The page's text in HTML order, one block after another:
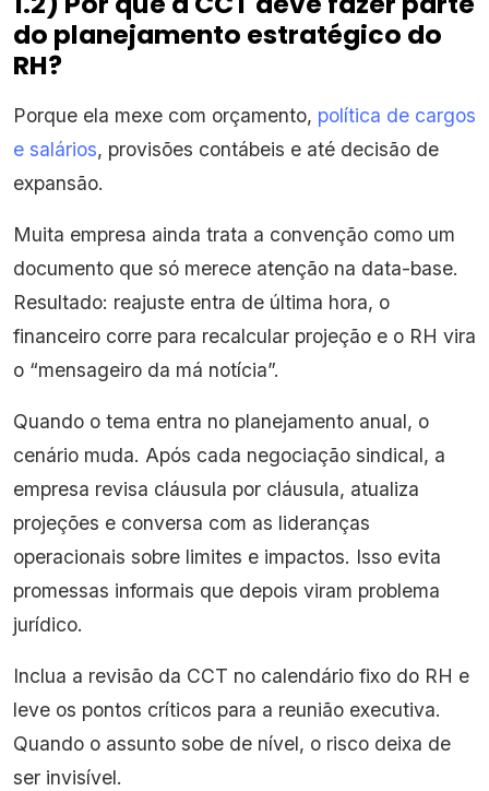
do planejamento estratégico do
RH?
Porque ela mexe com orçamento, política de cargos
e salários, provisões contábeis e até decisão de
expansão.
Muita empresa ainda trata a convenção como um
documento que só merece atenção na data-base.
Resultado: reajuste entra de última hora, o
financeiro corre para recalcular projeção e o RH vira
o “mensageiro da má notícia”.
Quando o tema entra no planejamento anual, o
cenário muda. Após cada negociação sindical, a
empresa revisa cláusula por cláusula, atualiza
projeções e conversa com as lideranças
operacionais sobre limites e impactos. Isso evita
promessas informais que depois viram problema
jurídico.
Inclua a revisão da CCT no calendário fixo do RH e
leve os pontos críticos para a reunião executiva.
Quando o assunto sobe de nível, o risco deixa de
ser invisível.